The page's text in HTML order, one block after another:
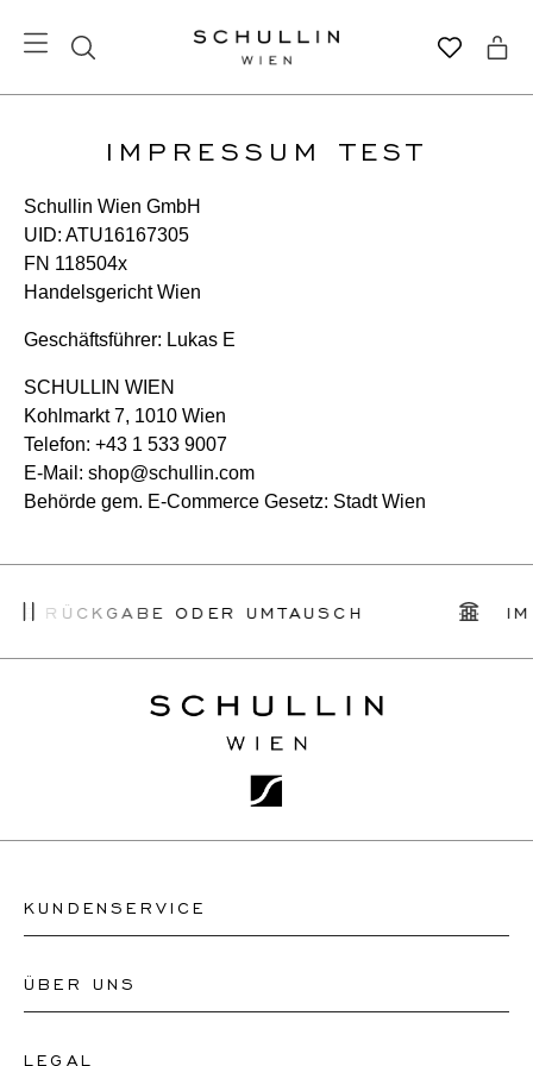
IMPRESSUM TEST
Schullin Wien GmbH
UID: ATU16167305
FN 118504x
Handelsgericht Wien
Geschäftsführer: Lukas E
SCHULLIN WIEN
Kohlmarkt 7, 1010 Wien
Telefon: +43 1 533 9007
E-Mail: shop@schullin.com
Behörde gem. E-Commerce Gesetz: Stadt Wien
RÜCKGABE ODER UMTAUSCH
KUNDENSERVICE
Kontakt Uhrengeschäft
ÜBER UNS
LEGAL